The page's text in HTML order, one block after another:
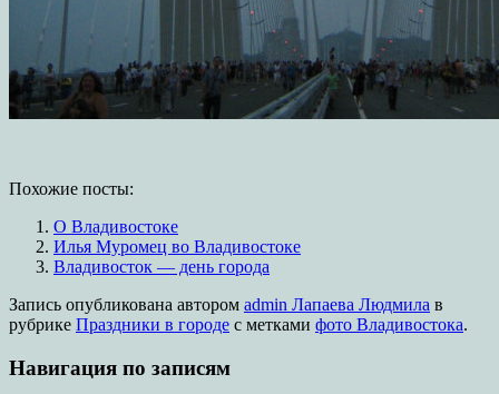
Похожие посты:
О Владивостоке
Илья Муромец во Владивостоке
Владивосток — день города
Запись опубликована автором admin Лапаева Людмила в
рубрике Праздники в городе с метками фото Владивостока.
Навигация по записям